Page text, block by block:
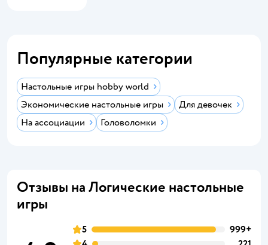
Популярные категории
Настольные игры hobby world
Экономические настольные игры
Для девочек
На ассоциации
Головоломки
Отзывы на Логические настольные
игры
5
999+